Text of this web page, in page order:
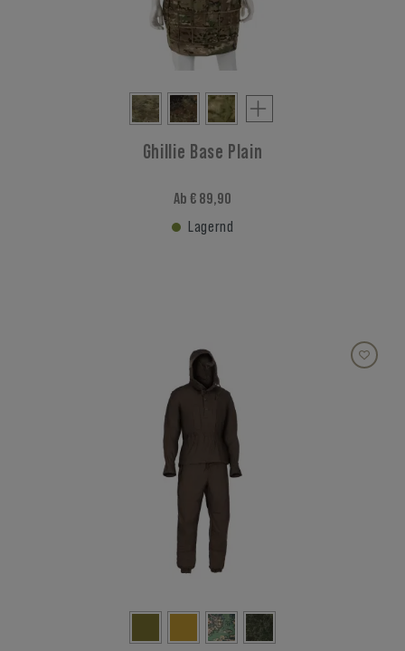
Ghillie Base Plain
Ab € 89,90
Lagernd